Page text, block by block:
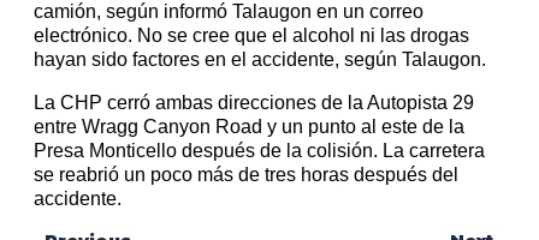
camión, según informó Talaugon en un correo
electrónico. No se cree que el alcohol ni las drogas
hayan sido factores en el accidente, según Talaugon.
La CHP cerró ambas direcciones de la Autopista 29
entre Wragg Canyon Road y un punto al este de la
Presa Monticello después de la colisión. La carretera
se reabrió un poco más de tres horas después del
accidente.